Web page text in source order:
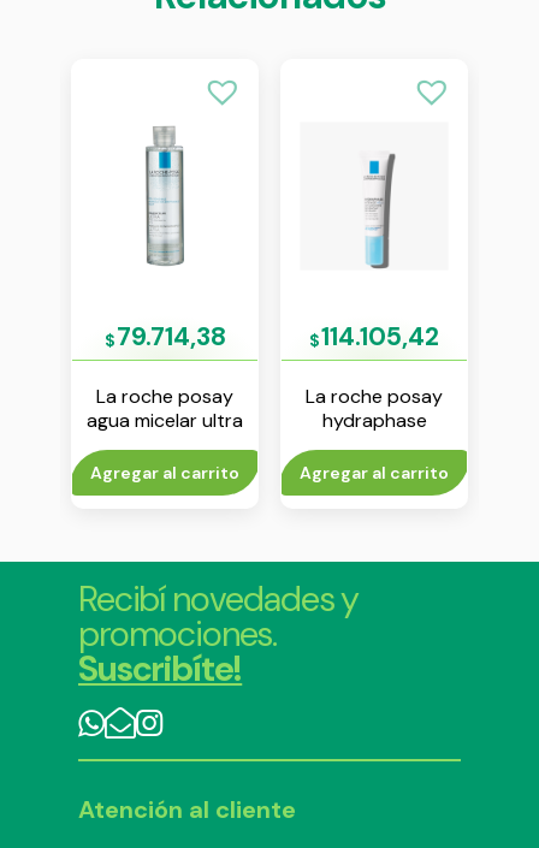
$79.714,38
La roche posay
agua micelar ultra
pieles sensibles
200 ml
Agregar al carrito
$114.105,42
La roche posay
hydraphase
intense ojos 15 ml
Agregar al carrito
Recibí novedades y
promociones.
Suscribíte!
Atención al cliente